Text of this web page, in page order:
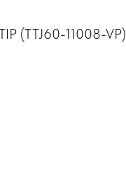
(TTJ60-11008-VP)